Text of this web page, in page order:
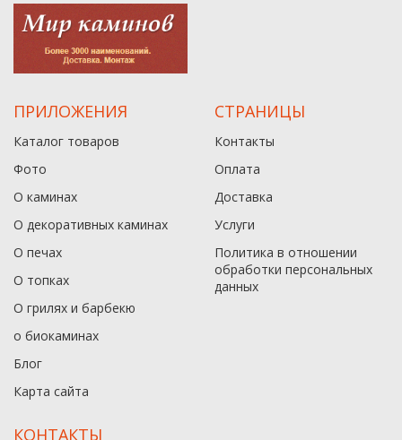
ПРИЛОЖЕНИЯ
Каталог товаров
Фото
О каминах
О декоративных каминах
О печах
О топках
О грилях и барбекю
о биокаминах
Блог
Карта сайта
СТРАНИЦЫ
Контакты
Оплата
Доставка
Услуги
Политика в отношении
обработки персональных
данныx
КОНТАКТЫ